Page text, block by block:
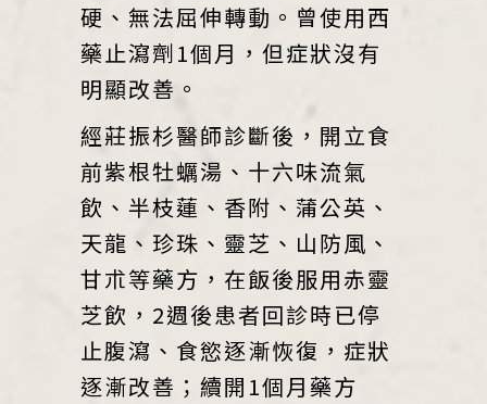
硬、無法屈伸轉動。曾使用西
藥止瀉劑1個月，但症狀沒有
明顯改善。
經莊振杉醫師診斷後，開立食
前紫根牡蠣湯、十六味流氣
飲、半枝蓮、香附、蒲公英、
天龍、珍珠、靈芝、山防風、
甘朮等藥方，在飯後服用赤靈
芝飲，2週後患者回診時已停
止腹瀉、食慾逐漸恢復，症狀
逐漸改善；續開1個月藥方